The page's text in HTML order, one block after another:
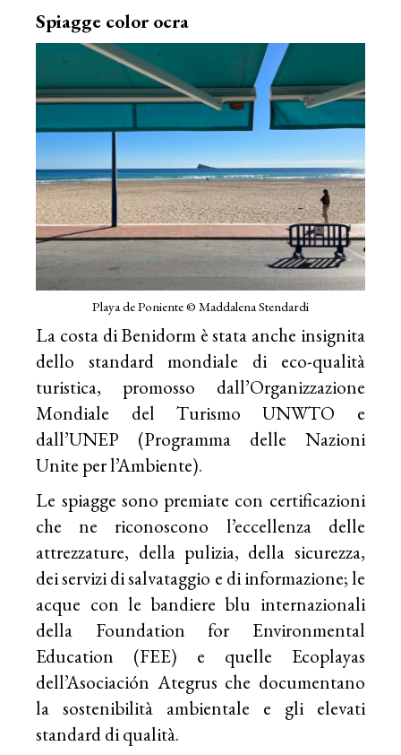
Spiagge color ocra
Playa de Poniente © Maddalena Stendardi
La costa di Benidorm è stata anche insignita
dello standard mondiale di eco-qualità
turistica, promosso dall’Organizzazione
Mondiale del Turismo UNWTO e
dall’UNEP (Programma delle Nazioni
Unite per l’Ambiente).
Le spiagge sono premiate con certificazioni
che ne riconoscono l’eccellenza delle
attrezzature, della pulizia, della sicurezza,
dei servizi di salvataggio e di informazione; le
acque con le bandiere blu internazionali
della Foundation for Environmental
Education (FEE) e quelle Ecoplayas
dell’Asociación Ategrus che documentano
la sostenibilità ambientale e gli elevati
standard di qualità.